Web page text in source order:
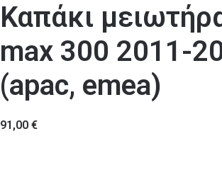
Καπάκι
max 300 2011-
(apac, emea)
91,00 €